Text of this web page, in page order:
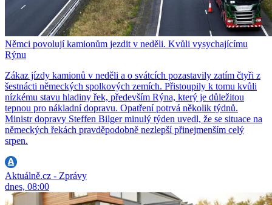
Němci povolují kamionům jezdit v neděli. Kvůli vysychajícímu
Rýnu
Zákaz jízdy kamionů v neděli a o svátcích pozastavily zatím čtyři z
šestnácti německých spolkových zemích. Přistoupily k tomu kvůli
nízkému stavu hladiny řek, především Rýna, který je důležitou
tepnou pro nákladní dopravu. Opatření potrvá několik týdnů.
Ministr dopravy Steffen Bilger minulý týden uvedl, že se situace na
německých řekách pravděpodobně nezlepší přinejmenším celý
srpen.
Aktuálně.cz - Zprávy
dnes, 08:00